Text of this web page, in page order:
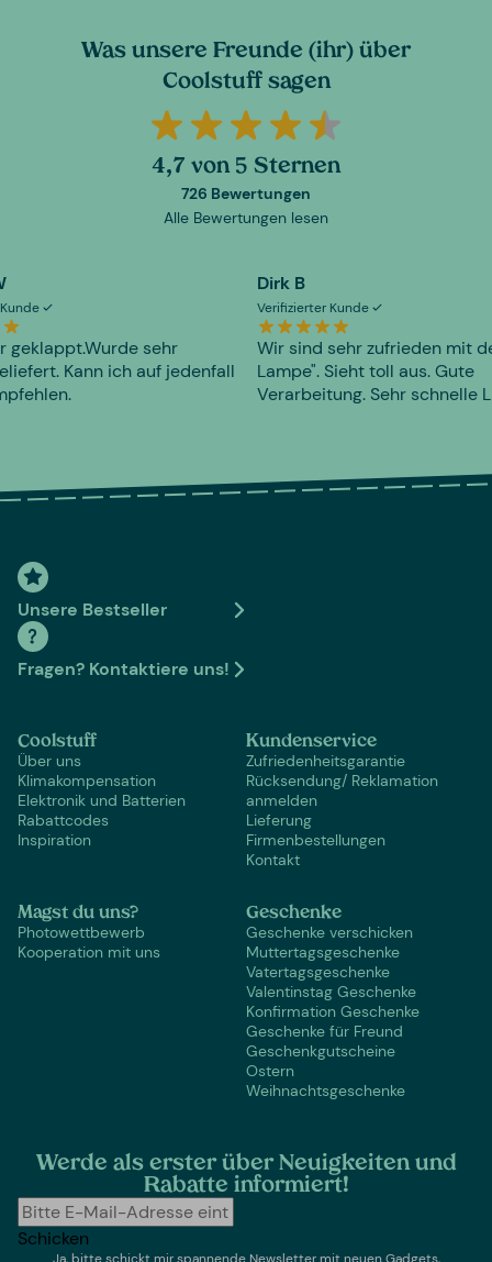
Was unsere Freunde (ihr) über
Coolstuff sagen
4,7 von 5 Sternen
726 Bewertungen
Alle Bewertungen lesen
geklappt.Wurde sehr
Kann ich auf jedenfall
Dirk B
Verifizierter Kunde
Wir sind sehr zufrieden mit
Lampe". Sieht toll aus. Gute
Verarbeitung. Sehr schnelle
Unsere Bestseller
Fragen? Kontaktiere uns!
Coolstuff
Über uns
Klimakompensation
Elektronik und Batterien
Rabattcodes
Inspiration
Kundenservice
Zufriedenheitsgarantie
Rücksendung/ Reklamation
anmelden
Lieferung
Firmenbestellungen
Kontakt
Magst du uns?
Photowettbewerb
Kooperation mit uns
Geschenke
Geschenke verschicken
Muttertagsgeschenke
Vatertagsgeschenke
Valentinstag Geschenke
Konfirmation Geschenke
Geschenke für Freund
Geschenkgutscheine
Ostern
Weihnachtsgeschenke
Werde als erster über Neuigkeiten und
Rabatte informiert!
Schicken